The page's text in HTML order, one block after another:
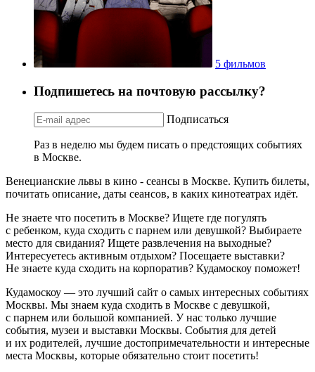
5 фильмов
Подпишетесь на почтовую рассылку?
Подписаться
Раз в неделю мы будем писать о предстоящих событиях
в Москве.
Венецианские львы в кино - сеансы в Москве. Купить билеты,
почитать описание, даты сеансов, в каких кинотеатрах идёт.
Не знаете что посетить в Москве? Ищете где погулять
с ребенком, куда сходить с парнем или девушкой? Выбираете
место для свидания? Ищете развлечения на выходные?
Интересуетесь активным отдыхом? Посещаете выставки?
Не знаете куда сходить на корпоратив? Кудамоскоу поможет!
Кудамоскоу — это лучший сайт о самых интересных событиях
Москвы. Мы знаем куда сходить в Москве с девушкой,
с парнем или большой компанией. У нас только лучшие
события, музеи и выставки Москвы. События для детей
и их родителей, лучшие достопримечательности и интересные
места Москвы, которые обязательно стоит посетить!